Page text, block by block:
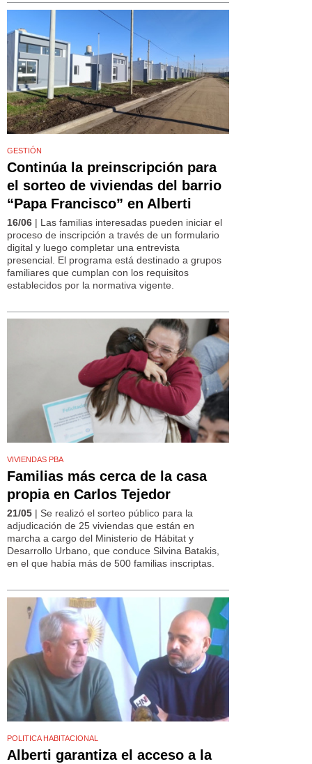
GESTIÓN
Continúa la preinscripción para
el sorteo de viviendas del barrio
“Papa Francisco” en Alberti
16/06 | Las familias interesadas pueden iniciar el
proceso de inscripción a través de un formulario
digital y luego completar una entrevista
presencial. El programa está destinado a grupos
familiares que cumplan con los requisitos
establecidos por la normativa vigente.
VIVIENDAS PBA
Familias más cerca de la casa
propia en Carlos Tejedor
21/05 | Se realizó el sorteo público para la
adjudicación de 25 viviendas que están en
marcha a cargo del Ministerio de Hábitat y
Desarrollo Urbano, que conduce Silvina Batakis,
en el que había más de 500 familias inscriptas.
POLITICA HABITACIONAL
Alberti garantiza el acceso a la